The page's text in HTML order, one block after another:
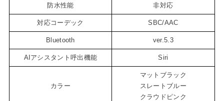
防水性能 非対応
対応コーデック SBC/AAC
Bluetooth ver.5.3
AIアシスタント呼出機能 Siri
カラー
マットブラック
スレートブルー
クラウドピンク